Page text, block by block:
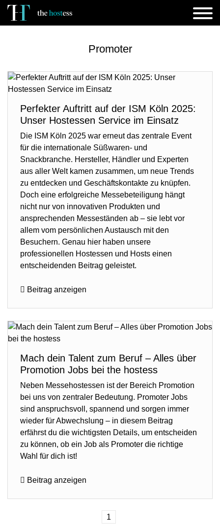
Promoter
Perfekter Auftritt auf der ISM Köln 2025:
Unser Hostessen Service im Einsatz
Die ISM Köln 2025 war erneut das zentrale Event
für die internationale Süßwaren- und
Snackbranche. Hersteller, Händler und Experten
aus aller Welt kamen zusammen, um neue Trends
zu entdecken und Geschäftskontakte zu knüpfen.
Doch eine erfolgreiche Messebeteiligung hängt
nicht nur von innovativen Produkten und
ansprechenden Messeständen ab – sie lebt vor
allem vom persönlichen Austausch mit den
Besuchern. Genau hier haben unsere
professionellen Hostessen und Hosts einen
entscheidenden Beitrag geleistet.
Beitrag anzeigen
Mach dein Talent zum Beruf – Alles über
Promotion Jobs bei the hostess
Neben Messehostessen ist der Bereich Promotion
bei uns von zentraler Bedeutung. Promoter Jobs
sind anspruchsvoll, spannend und sorgen immer
wieder für Abwechslung – in diesem Beitrag
erfährst du die wichtigsten Details, um entscheiden
zu können, ob ein Job als Promoter die richtige
Wahl für dich ist!
Beitrag anzeigen
1